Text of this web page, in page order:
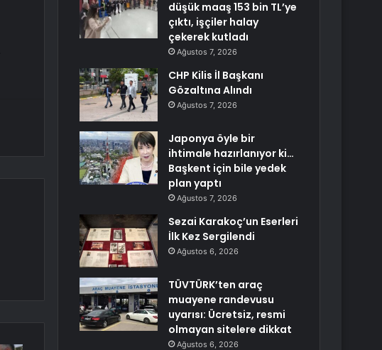
düşük maaş 153 bin TL’ye
çıktı, işçiler halay
çekerek kutladı
Ağustos 7, 2026
CHP Kilis İl Başkanı
Gözaltına Alındı
Ağustos 7, 2026
Japonya öyle bir
ihtimale hazırlanıyor ki…
Başkent için bile yedek
plan yaptı
Ağustos 7, 2026
Sezai Karakoç’un Eserleri
İlk Kez Sergilendi
Ağustos 6, 2026
TÜVTÜRK’ten araç
muayene randevusu
uyarısı: Ücretsiz, resmi
olmayan sitelere dikkat
Ağustos 6, 2026